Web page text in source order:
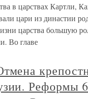
в царствах Картли,
цари из династии
царства большую
Во главе
Реформы